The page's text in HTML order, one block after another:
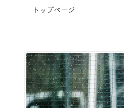
トップページ